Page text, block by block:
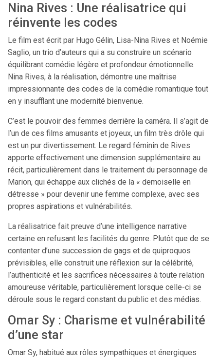
Nina Rives : Une réalisatrice qui
réinvente les codes
Le film est écrit par Hugo Gélin, Lisa-Nina Rives et Noémie
Saglio, un trio d’auteurs qui a su construire un scénario
équilibrant comédie légère et profondeur émotionnelle.
Nina Rives, à la réalisation, démontre une maîtrise
impressionnante des codes de la comédie romantique tout
en y insufflant une modernité bienvenue.
C’est le pouvoir des femmes derrière la caméra. Il s’agit de
l’un de ces films amusants et joyeux, un film très drôle qui
est un pur divertissement. Le regard féminin de Rives
apporte effectivement une dimension supplémentaire au
récit, particulièrement dans le traitement du personnage de
Marion, qui échappe aux clichés de la « demoiselle en
détresse » pour devenir une femme complexe, avec ses
propres aspirations et vulnérabilités.
La réalisatrice fait preuve d’une intelligence narrative
certaine en refusant les facilités du genre. Plutôt que de se
contenter d’une succession de gags et de quiproquos
prévisibles, elle construit une réflexion sur la célébrité,
l’authenticité et les sacrifices nécessaires à toute relation
amoureuse véritable, particulièrement lorsque celle-ci se
déroule sous le regard constant du public et des médias.
Omar Sy : Charisme et vulnérabilité
d’une star
Omar Sy, habitué aux rôles sympathiques et énergiques